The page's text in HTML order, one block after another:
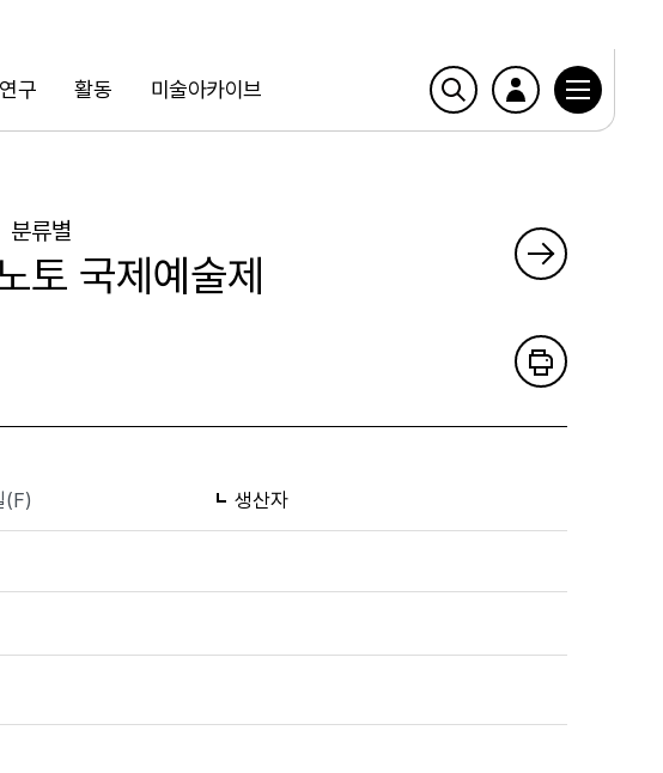
연구 활동 미술아카이브
분류별
토 국제예술제
(F) 생산자